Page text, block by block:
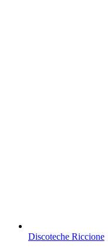
Discoteche Riccione